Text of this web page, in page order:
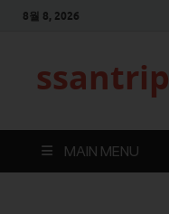
8월 8, 2026
ssantrip
MAIN MENU